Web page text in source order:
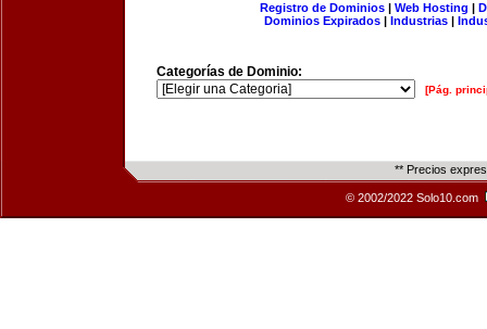
Registro de Dominios| Web Hosting |
Dominios Expirados | Industrias |
Categorías de Dominio:
[Pág.
** Precios
© 2002/2022 Solo10.com